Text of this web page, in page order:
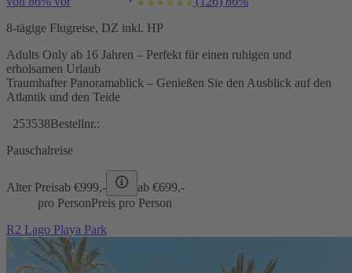
8-tägige Flugreise, DZ inkl. HP
Adults Only ab 16 Jahren – Perfekt für einen ruhigen und
erholsamen Urlaub
Traumhafter Panoramablick – Genießen Sie den Ausblick auf den
Atlantik und den Teide
253538Bestellnr.:
Pauschalreise
Alter Preisab €999,- ab €699,-
pro PersonPreis pro Person
R2 Lago Playa Park